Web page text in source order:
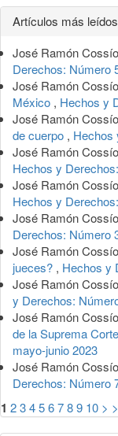
Detalles
del
artículo
Artículos más
José Ramón
Derechos: Número
José Ramón
México , Hechos y
José Ramón
de cuerpo , Hechos
José Ramón
Hechos y
José Ramón
Hechos y
José Ramón
Derechos: Número
José Ramón
jueces? , Hechos y
José Ramón
y Derechos:
José Ramón
de la Suprema
mayo-junio 2023
José Ramón
Derechos: Número
1 23456789 10 >